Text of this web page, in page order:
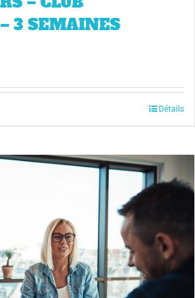
3 SEMAINES
Détails